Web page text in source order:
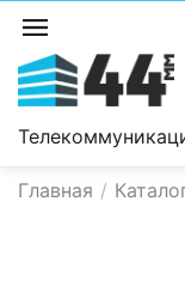
Главная /